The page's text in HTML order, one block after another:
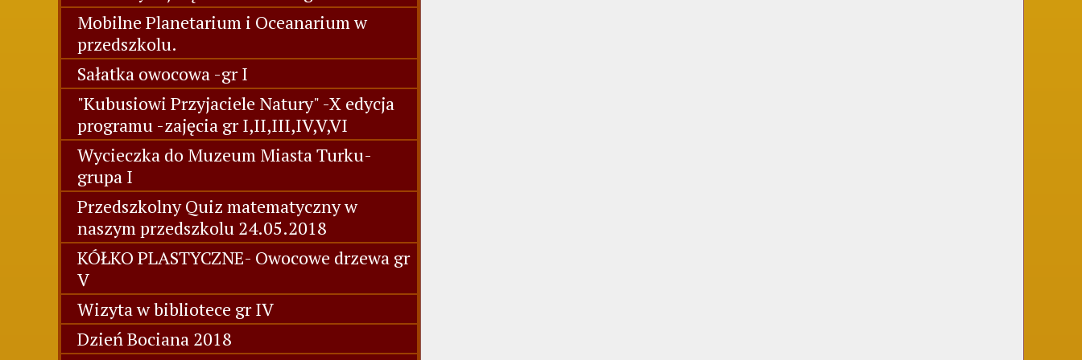
Mobilne Planetarium i Oceanarium w
przedszkolu.
Sałatka owocowa -gr I
"Kubusiowi Przyjaciele Natury" -X edycja
programu -zajęcia gr I,II,III,IV,V,VI
Wycieczka do Muzeum Miasta Turku-
grupa I
Przedszkolny Quiz matematyczny w
naszym przedszkolu 24.05.2018
KÓŁKO PLASTYCZNE- Owocowe drzewa gr
V
Wizyta w bibliotece gr IV
Dzień Bociana 2018